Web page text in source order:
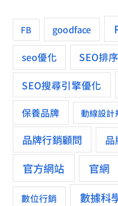
FB goodface
seo優化
SEO排
SEO搜尋引擎優化
保養品牌 動線設計
品牌行銷顧問
官方網站 官網
數位行銷 數據科